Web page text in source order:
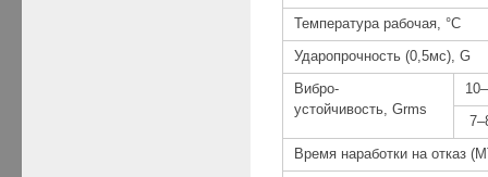
Температура рабочая, °C
Ударопрочность (0,5мс), G
Вибро-
устойчивость, Grms
Время наработки на отказ